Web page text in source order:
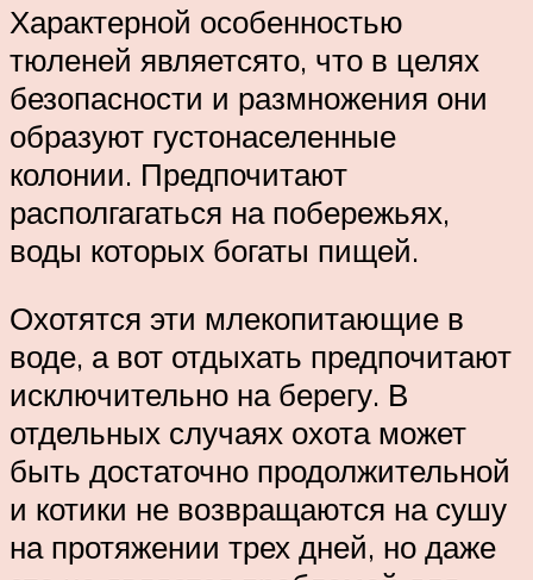
Характерной особенностью
тюленей являетсято, что в целях
безопасности и размножения они
образуют густонаселенные
колонии. Предпочитают
располгагаться на побережьях,
воды которых богаты пищей.
Охотятся эти млекопитающие в
воде, а вот отдыхать предпочитают
исключительно на берегу. В
отдельных случаях охота может
быть достаточно продолжительной
и котики не возвращаются на сушу
на протяжении трех дней, но даже